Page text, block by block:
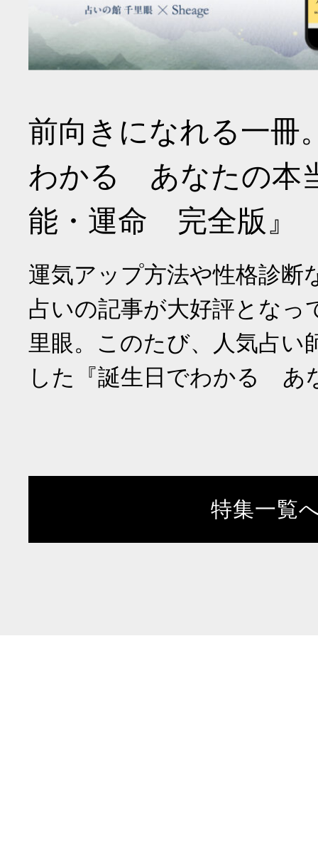
前向きになれる一冊
わかる あなたの本
能・運命 完全版』
運気アップ方法や性格診断
占いの記事が大好評となっ
里眼。このたび、人気占い
した『誕生日でわかる あ
特集一覧